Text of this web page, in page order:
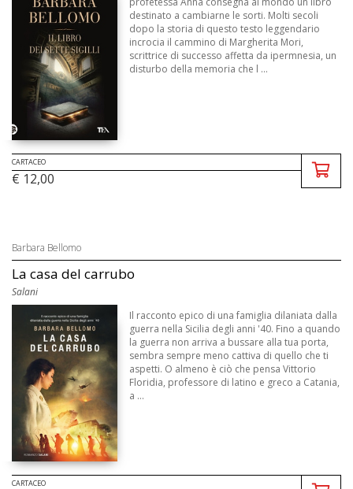
destinato a cambiarne le sorti. Molti secoli
dopo la storia di questo testo leggendario
incrocia il cammino di Margherita Mori,
scrittrice di successo affetta da ipermnesia, un
disturbo della memoria che l ...
CARTACEO
€ 12,00
Barbara Bellomo
La casa del carrubo
Salani
Il racconto epico di una famiglia dilaniata dalla
guerra nella Sicilia degli anni '40. Fino a quando
la guerra non arriva a bussare alla tua porta,
sembra sempre meno cattiva di quello che ti
aspetti. O almeno è ciò che pensa Vittorio
Floridia, professore di latino e greco a Catania,
a ...
CARTACEO